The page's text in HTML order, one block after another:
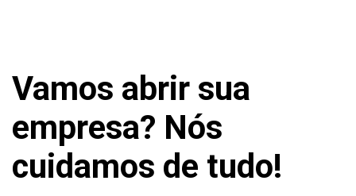
Vamos abrir sua
empresa? Nós
cuidamos de tudo!